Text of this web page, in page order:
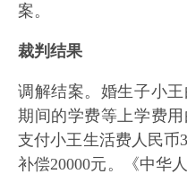
案。
裁判结果
调解结案。婚生子小
期间的学费等上学费
支付小王生活费人民币
补偿20000元。《中华